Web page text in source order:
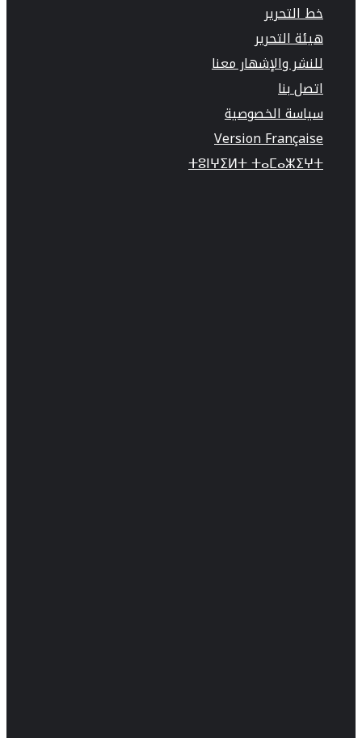
خط التحرير
هيئة التحرير
للنشر والإشهار معنا
اتصل بنا
سياسة الخصوصية
Version Française
ⵜⵓⵏⵖⵉⵍⵜ ⵜⴰⵎⴰⵣⵉⵖⵜ